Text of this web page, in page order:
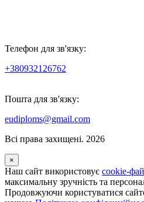
Телефон для зв'язку:
+380932126762
Пошта для зв'язку:
eudiploms@gmail.com
Всі права захищені. 2026
×
Наш сайт використовує cookie-
максимальну зручність та
Продовжуючи користуватися